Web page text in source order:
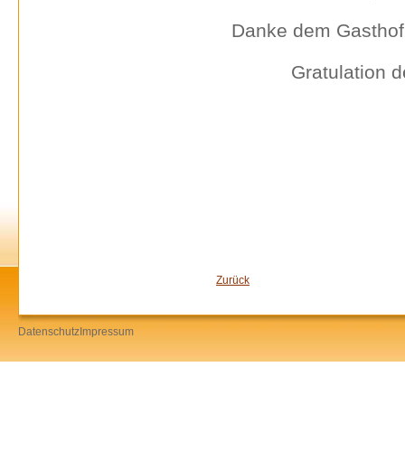
Danke dem
Gratulation
Zurück
Datenschutz Impressum